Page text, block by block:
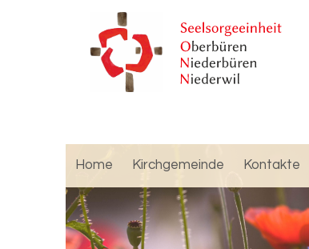
Home Kirchgemeinde Kontakte